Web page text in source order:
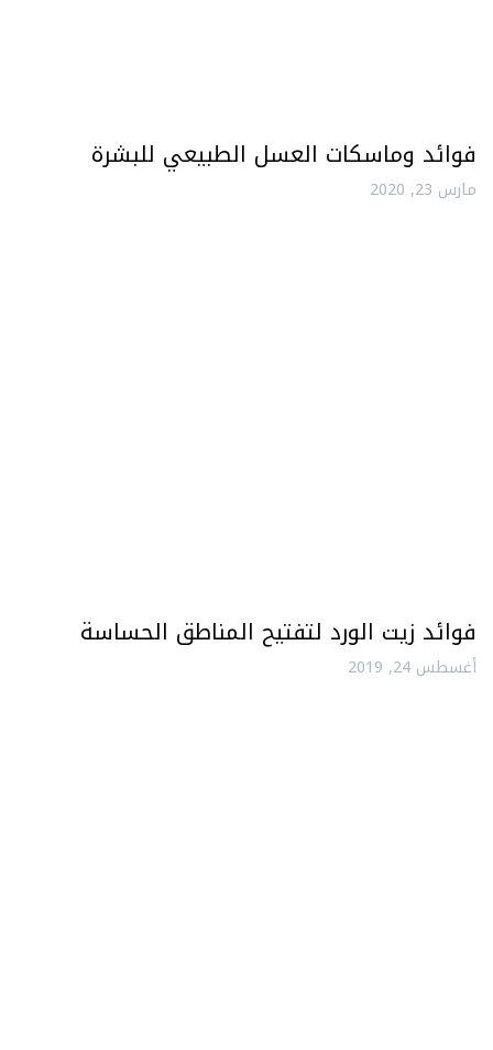
فوائد وماسكات العسل الطبيعي للبشرة
مارس 23, 2020
فوائد زيت الورد لتفتيح المناطق الحساسة
أغسطس 24, 2019